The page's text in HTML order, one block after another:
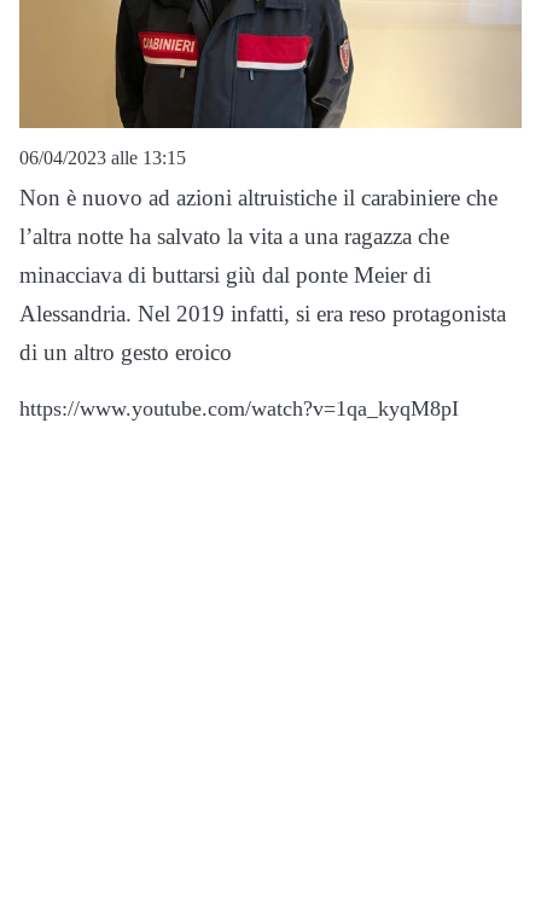
06/04/2023 alle 13:15
Non è nuovo ad azioni altruistiche il carabiniere che
l’altra notte ha salvato la vita a una ragazza che
minacciava di buttarsi giù dal ponte Meier di
Alessandria. Nel 2019 infatti, si era reso protagonista
di un altro gesto eroico
https://www.youtube.com/watch?v=1qa_kyqM8pI